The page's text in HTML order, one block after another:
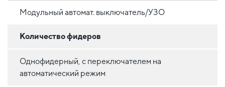
Модульный автомат. выключатель/УЗО
Количество фидеров
Однофидерный, с переключателем на
автоматический режим